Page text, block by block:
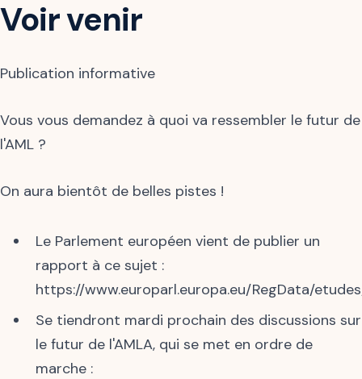
Voir venir
Publication informative
Vous vous demandez à quoi va ressembler le futur de
l'AML ?
On aura bientôt de belles pistes !
Le Parlement européen vient de publier un
rapport à ce sujet :
https://www.europarl.europa.eu/RegData/
Se tiendront mardi prochain des discussions sur
le futur de l'AMLA, qui se met en ordre de
marche :